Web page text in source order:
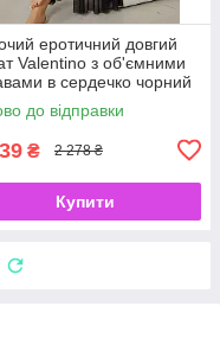
еротичний довгий
Valentino з об'ємними
в сердечко чорний
до відправки
₴ 2 278 ₴
Купити